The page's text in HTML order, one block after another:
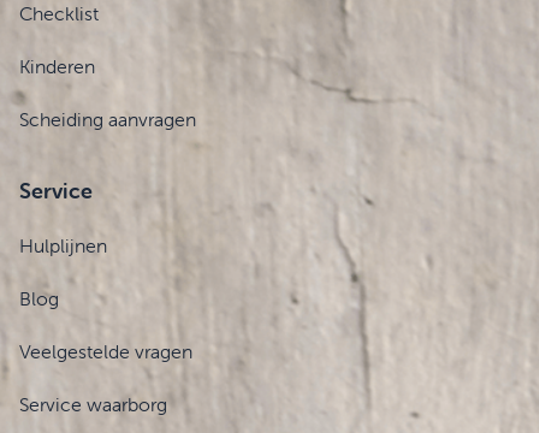
Checklist
Kinderen
Scheiding aanvragen
Service
Hulplijnen
Blog
Veelgestelde vragen
Service waarborg